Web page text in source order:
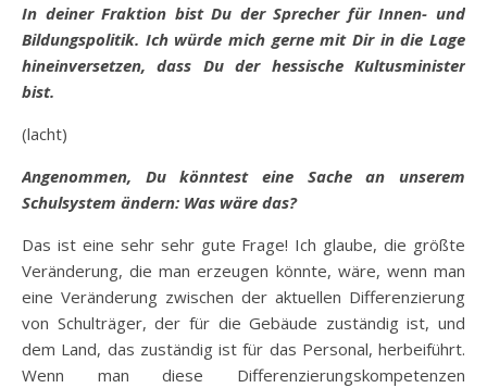
In deiner Fraktion bist Du der Sprecher für Innen- und
Bildungspolitik. Ich würde mich gerne mit Dir in die Lage
hineinversetzen, dass Du der hessische Kultusminister
bist.
(lacht)
Angenommen, Du könntest eine Sache an unserem
Schulsystem ändern: Was wäre das?
Das ist eine sehr sehr gute Frage! Ich glaube, die größte
Veränderung, die man erzeugen könnte, wäre, wenn man
eine Veränderung zwischen der aktuellen Differenzierung
von Schulträger, der für die Gebäude zuständig ist, und
dem Land, das zuständig ist für das Personal, herbeiführt.
Wenn man diese Differenzierungskompetenzen